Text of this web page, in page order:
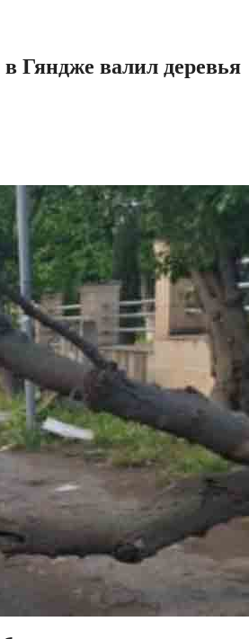
Гяндже валил деревья